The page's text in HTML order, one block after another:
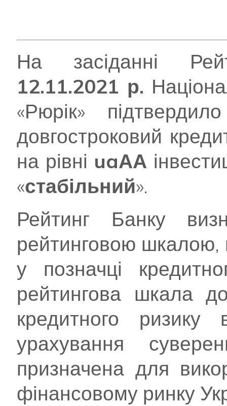
На засіданні
12.11.2021 р.
«Рюрік»
довгостроковий
на рівні uaАА
«стабільний».
Рейтинг Банку
рейтинговою шкалою,
у позначці
рейтингова шкала
кредитного ризику
урахування
призначена для
фінансовому ринку